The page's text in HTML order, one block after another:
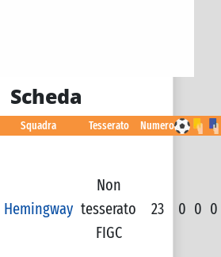
Scheda
Squadra Tesserato Numero
Hemingway
Non
tesserato
FIGC
23 0 0 0